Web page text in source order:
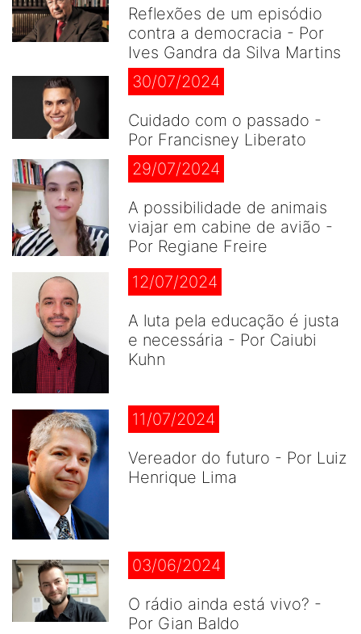
Reflexões de um episódio
contra a democracia - Por
Ives Gandra da Silva Martins
30/07/2024
Cuidado com o passado -
Por Francisney Liberato
29/07/2024
A possibilidade de animais
viajar em cabine de avião -
Por Regiane Freire
12/07/2024
A luta pela educação é justa
e necessária - Por Caiubi
Kuhn
11/07/2024
Vereador do futuro - Por Luiz
Henrique Lima
03/06/2024
O rádio ainda está vivo? -
Por Gian Baldo